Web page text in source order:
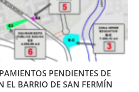
PENDIENTES DE
EL BARRIO DE SAN FERMÍN